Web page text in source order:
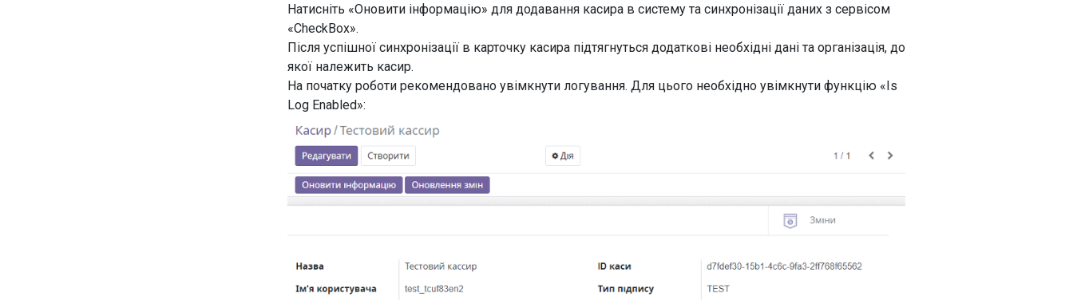
Натисніть «Оновити інформацію» для додавання касира в систему та синхронізації даних з сервісом
«CheckBox».
Після успішної синхронізації в карточку касира підтягнуться додаткові необхідні дані та організація, до
якої належить касир.
На початку роботи рекомендовано увімкнути логування. Для цього необхідно увімкнути функцію «Is
Log Enabled»: